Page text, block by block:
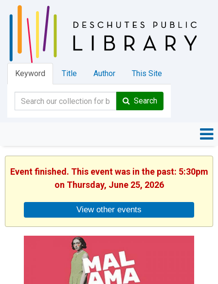
Keyword Title Author This Site
Search
Event finished. This event was in the past: 5:30pm
on Thursday, June 25, 2026
View other events